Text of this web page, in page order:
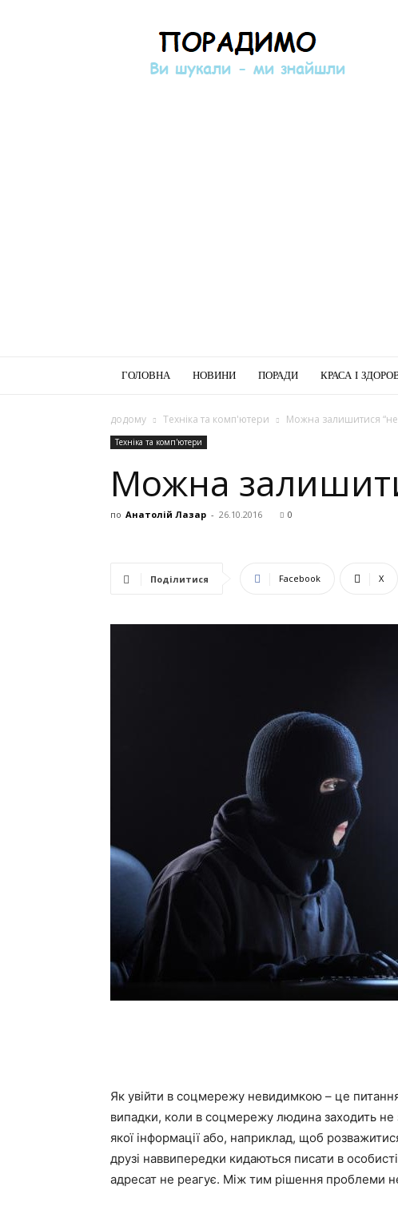
Порадимо
ГОЛОВНА НОВИНИ ПОРАДИ КРАСА І
додому Техніка та комп'ютери Можна залишитися
Техніка та комп'ютери
Можна
по Анатолій Лазар - 26.10.2016 0
Поділитися Facebook X
Як увійти в соцмережу невидимкою – це
випадки, коли в соцмережу людина заходить
якої інформації або, наприклад, щоб
друзі наввипередки кидаються писати в
адресат не реагує. Між тим рішення проблеми